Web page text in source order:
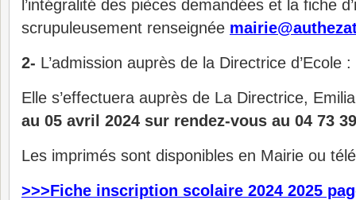
l’intégralité des pièces demandées et la fiche
scrupuleusement renseignée
2- L’admission auprès de la Directrice d’Ecole :
Elle s’effectuera auprès de La Directrice,
au 05 avril 2024 sur rendez-vous au 04 73
Les imprimés sont disponibles en Mairie ou
>>>Fiche inscription scolaire 2024 2025